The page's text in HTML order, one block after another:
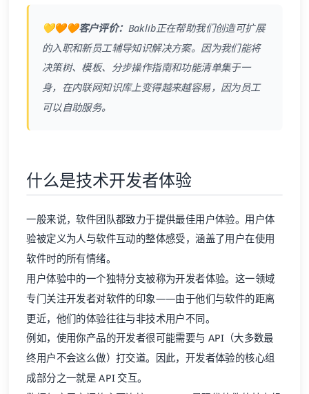
💛🧡🧡客户评价： Baklib正在帮助我们创造可扩展
的入职和新员工辅导知识解决方案。因为我们能将
决策树、模板、分步操作指南和功能清单集于一
身，在内联网知识库上变得越来越容易，因为员工
可以自助服务。
什么是技术开发者体验
一般来说，软件团队都致力于提供最佳用户体验。用户体
验被定义为人与软件互动的整体感受，涵盖了用户在使用
软件时的所有情绪。
用户体验中的一个独特分支被称为开发者体验。这一领域
专门关注开发者对软件的印象——由于他们与软件的距离
更近，他们的体验往往与非技术用户不同。
例如，使用你产品的开发者很可能需要与 API（大多数最
终用户不会这么做）打交道。因此，开发者体验的核心组
成部分之一就是 API 交互。